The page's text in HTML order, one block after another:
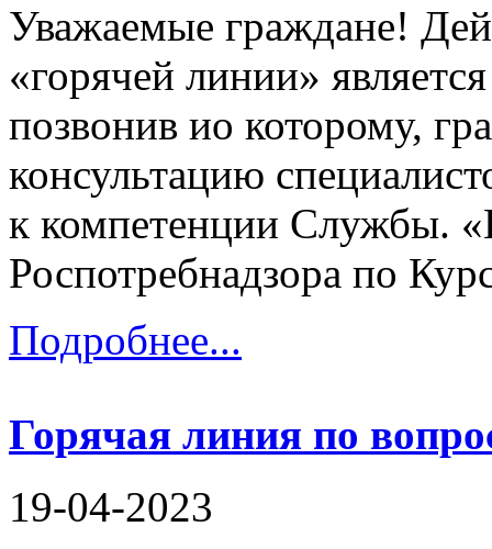
Уважаемые граждане!
«горячей линии»
позвонив ио которому,
консультацию
к компетенции Службы.
Роспотребнадзора по
Подробнее...
Горячая линия по
19-04-2023